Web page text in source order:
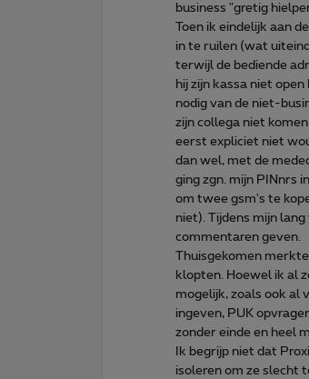
business "gretig
Toen ik eindelijk aan
in te ruilen (wat
terwijl de bediende
hij zijn kassa niet
nodig van de niet-
zijn collega niet
eerst expliciet niet
dan wel, met de
ging zgn. mijn PINnrs
om twee gsm's te
niet). Tijdens mijn
commentaren geven.
Thuisgekomen
klopten. Hoewel ik al
mogelijk, zoals ook al
ingeven, PUK
zonder einde en heel
Ik begrijp niet dat
isoleren om ze slecht